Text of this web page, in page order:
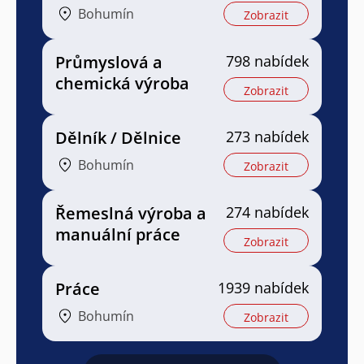
Bohumín Zobrazit
Průmyslová a
chemická výroba
798 nabídek
Zobrazit
Dělník / Dělnice
Bohumín
273 nabídek
Zobrazit
Řemeslná výroba a
manuální práce
274 nabídek
Zobrazit
Práce
Bohumín
1939 nabídek
Zobrazit